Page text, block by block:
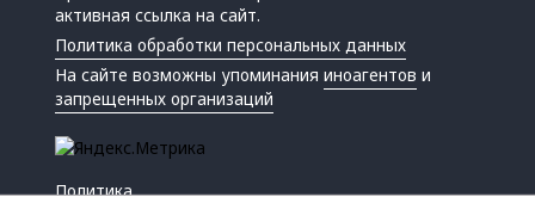
активная ссылка на сайт.
Политика обработки персональных данных
На сайте возможны упоминанияиноагентов и
запрещенных организаций
Политика